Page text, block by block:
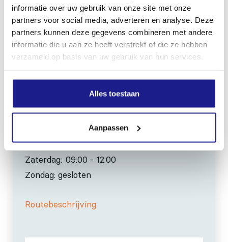
informatie over uw gebruik van onze site met onze
partners voor social media, adverteren en analyse. Deze
partners kunnen deze gegevens combineren met andere
informatie die u aan ze heeft verstrekt of die ze hebben
verzameld op basis van uw gebruik van hun services.
Alles toestaan
Aanpassen
0517-396800
info@mechanisatiefraneker.nl
Bij storing:06-83139573
OPENINGSTIJDEN
Maandag t/m vrijdag: 07:30 - 17:00
Zaterdag: 09:00 - 12:00
Zondag: gesloten
Routebeschrijving